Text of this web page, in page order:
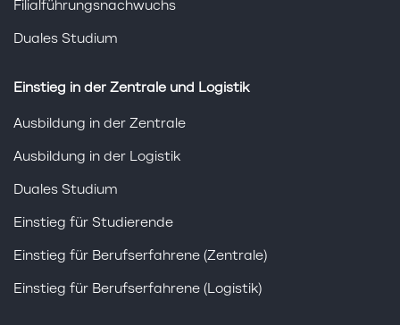
Filialführungsnachwuchs
Duales Studium
Einstieg in der Zentrale und Logistik
Ausbildung in der Zentrale
Ausbildung in der Logistik
Duales Studium
Einstieg für Studierende
Einstieg für Berufserfahrene (Zentrale)
Einstieg für Berufserfahrene (Logistik)